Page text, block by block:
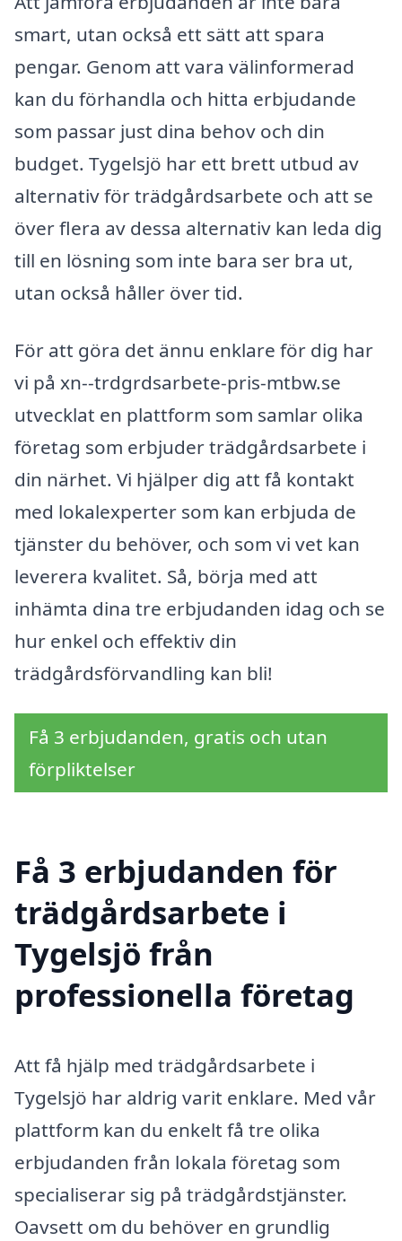
smart, utan också ett sätt att spara
pengar. Genom att vara välinformerad
kan du förhandla och hitta erbjudande
som passar just dina behov och din
budget. Tygelsjö har ett brett utbud av
alternativ för trädgårdsarbete och att se
över flera av dessa alternativ kan leda dig
till en lösning som inte bara ser bra ut,
utan också håller över tid.
För att göra det ännu enklare för dig har
vi på xn--trdgrdsarbete-pris-mtbw.se
utvecklat en plattform som samlar olika
företag som erbjuder trädgårdsarbete i
din närhet. Vi hjälper dig att få kontakt
med lokalexperter som kan erbjuda de
tjänster du behöver, och som vi vet kan
leverera kvalitet. Så, börja med att
inhämta dina tre erbjudanden idag och se
hur enkel och effektiv din
trädgårdsförvandling kan bli!
Få 3 erbjudanden, gratis och utan
förpliktelser
Få 3 erbjudanden för
trädgårdsarbete i
Tygelsjö från
professionella företag
Att få hjälp med trädgårdsarbete i
Tygelsjö har aldrig varit enklare. Med vår
plattform kan du enkelt få tre olika
erbjudanden från lokala företag som
specialiserar sig på trädgårdstjänster.
Oavsett om du behöver en grundlig